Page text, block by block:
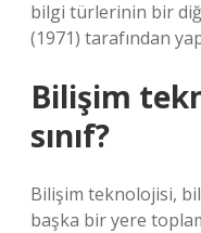
bilgi türlerinin bir
(1971) tarafından
Bilişim
sınıf?
Bilişim teknolojisi,
başka bir yere